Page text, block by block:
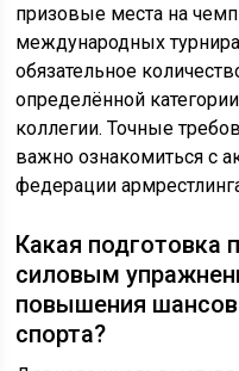
призовые места на
международных
обязательное
определённой
коллегии. Точные
важно ознакомиться с
федерации
Какая подготовка
силовым
повышения шансов
спорта?